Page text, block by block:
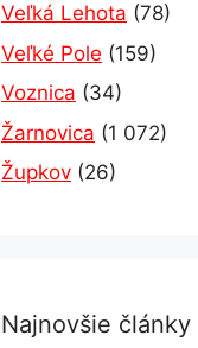
Veľká Lehota (78)
Veľké Pole (159)
Voznica (34)
Žarnovica (1 072)
Župkov (26)
Najnovšie články